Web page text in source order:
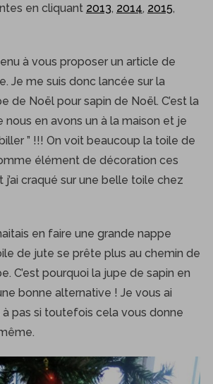
en cliquant 2013, 2014, 2015,
à vous proposer un article de
Je me suis donc lancée sur la
de Noël pour sapin de Noël. C’est la
en avons un à la maison et je
” !!! On voit beaucoup la toile de
élément de décoration ces
craqué sur une belle toile chez
en faire une grande nappe
de jute se prête plus au chemin de
C’est pourquoi la jupe de sapin en
bonne alternative ! Je vous ai
pas si toutefois cela vous donne